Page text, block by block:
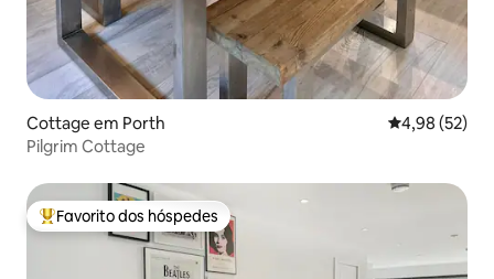
Cottage em Porth Classificação
4,98 (52)
Pilgrim Cottage
Favoritos dos hóspedes mais apreciados
Favorito dos hóspedes